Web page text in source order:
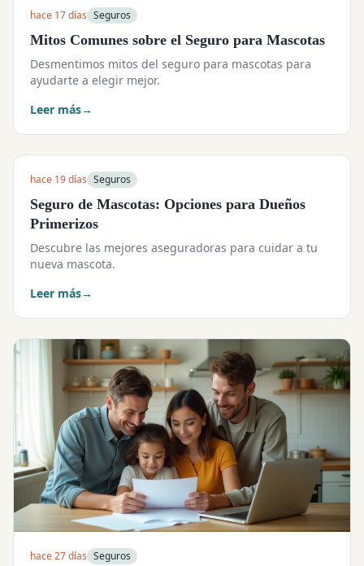
hace 17 días Seguros
Mitos Comunes sobre el Seguro para Mascotas
Desmentimos mitos del seguro para mascotas para
ayudarte a elegir mejor.
Leer más→
hace 19 días Seguros
Seguro de Mascotas: Opciones para Dueños
Primerizos
Descubre las mejores aseguradoras para cuidar a tu
nueva mascota.
Leer más→
hace 27 días Seguros